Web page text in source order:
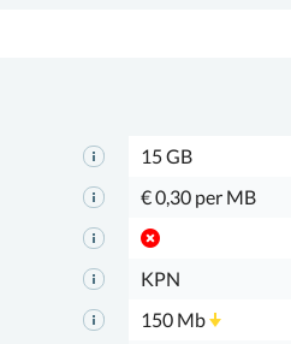
15 GB
€ 0,30 per MB
KPN
150 Mb